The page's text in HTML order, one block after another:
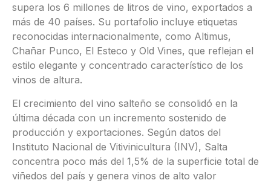
supera los 6 millones de litros de vino, exportados a
más de 40 países. Su portafolio incluye etiquetas
reconocidas internacionalmente, como Altimus,
Chañar Punco, El Esteco y Old Vines, que reflejan el
estilo elegante y concentrado característico de los
vinos de altura.
El crecimiento del vino salteño se consolidó en la
última década con un incremento sostenido de
producción y exportaciones. Según datos del
Instituto Nacional de Vitivinicultura (INV), Salta
concentra poco más del 1,5% de la superficie total de
viñedos del país y genera vinos de alto valor